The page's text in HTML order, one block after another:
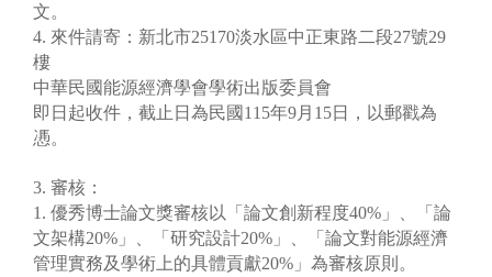
文。
4. 來件請寄：新北市25170淡水區中正東路二段27號29
樓
中華民國能源經濟學會學術出版委員會
即日起收件，截止日為民國115年9月15日，以郵戳為
慿。
3. 審核：
1. 優秀博士論文獎審核以「論文創新程度40%」、「論
文架構20%」、「研究設計20%」、「論文對能源經濟
管理實務及學術上的具體貢獻20%」為審核原則。